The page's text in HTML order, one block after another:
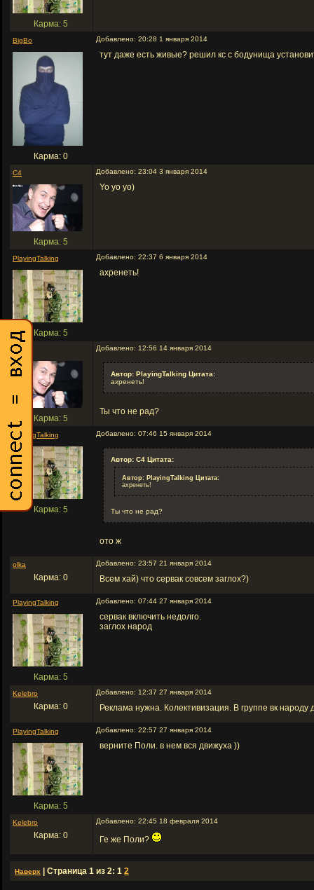
Карма: 5
BigBo
Карма: 0
Добавлено: 20:28 1 января 2014
тут даже есть живые? решил кс с бодунища
C4
Карма: 5
Добавлено: 23:04 3 января 2014
Yo yo yo)
PlayingTalking
Карма: 5
Добавлено: 22:37 6 января 2014
ахренеть!
C4
Карма: 5
Добавлено: 12:56 14 января 2014
Автор: PlayingTalking Цитата:
ахренеть!
Ты что не рад?
PlayingTalking
Карма: 5
Добавлено: 07:46 15 января 2014
Автор: C4 Цитата:
Автор: PlayingTalking Цитата:
ахренеть!
Ты что не рад?
ото ж
olka
Карма: 0
Добавлено: 23:57 21 января 2014
Всем хай) что сервак совсем заглох?)
PlayingTalking
Карма: 5
Добавлено: 07:44 27 января 2014
сервак включить недолго.
заглох народ
Kelebro
Карма: 0
Добавлено: 12:37 27 января 2014
Реклама нужна. Колективизация. В группе вк
PlayingTalking
Карма: 5
Добавлено: 22:57 27 января 2014
верните Поли. в нем вся движуха ))
Kelebro
Карма: 0
Добавлено: 22:45 18 февраля 2014
Ге же Поли?
Наверх | Страница 1 из 2: 1 2